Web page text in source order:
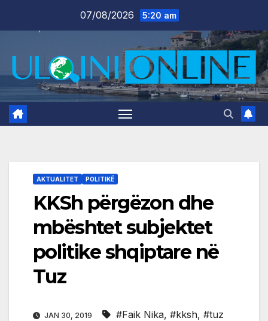
07/08/2026 5:20 am
AKTUALITET POLITIKË
KKSh përgëzon dhe
mbështet subjektet
politike shqiptare në
Tuz
JAN 30, 2019 #Faik Nika, #kksh, #tuz